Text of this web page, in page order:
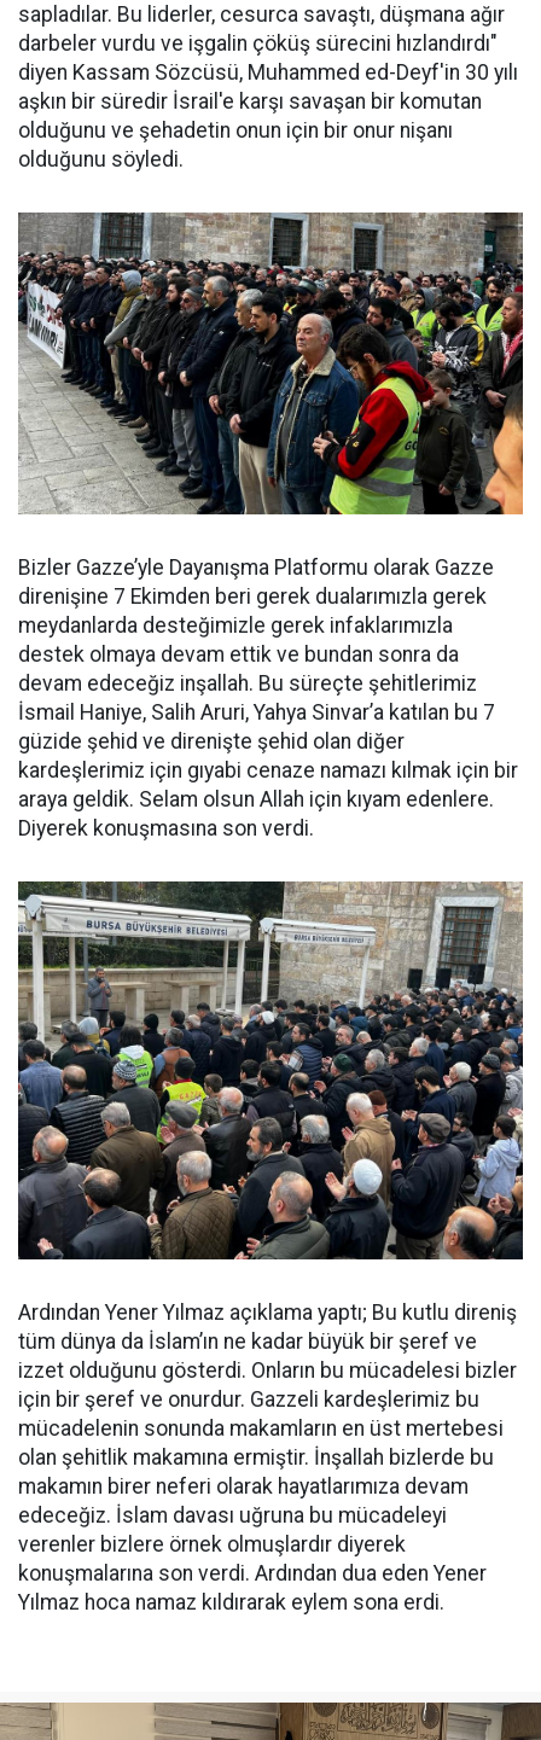
sapladılar. Bu liderler, cesurca savaştı, düşmana ağır
darbeler vurdu ve işgalin çöküş sürecini hızlandırdı"
diyen Kassam Sözcüsü, Muhammed ed-Deyf'in 30 yılı
aşkın bir süredir İsrail'e karşı savaşan bir komutan
olduğunu ve şehadetin onun için bir onur nişanı
olduğunu söyledi.
Bizler Gazze’yle Dayanışma Platformu olarak Gazze
direnişine 7 Ekimden beri gerek dualarımızla gerek
meydanlarda desteğimizle gerek infaklarımızla
destek olmaya devam ettik ve bundan sonra da
devam edeceğiz inşallah. Bu süreçte şehitlerimiz
İsmail Haniye, Salih Aruri, Yahya Sinvar’a katılan bu 7
güzide şehid ve direnişte şehid olan diğer
kardeşlerimiz için gıyabi cenaze namazı kılmak için bir
araya geldik. Selam olsun Allah için kıyam edenlere.
Diyerek konuşmasına son verdi.
Ardından Yener Yılmaz açıklama yaptı; Bu kutlu direniş
tüm dünya da İslam’ın ne kadar büyük bir şeref ve
izzet olduğunu gösterdi. Onların bu mücadelesi bizler
için bir şeref ve onurdur. Gazzeli kardeşlerimiz bu
mücadelenin sonunda makamların en üst mertebesi
olan şehitlik makamına ermiştir. İnşallah bizlerde bu
makamın birer neferi olarak hayatlarımıza devam
edeceğiz. İslam davası uğruna bu mücadeleyi
verenler bizlere örnek olmuşlardır diyerek
konuşmalarına son verdi. Ardından dua eden Yener
Yılmaz hoca namaz kıldırarak eylem sona erdi.